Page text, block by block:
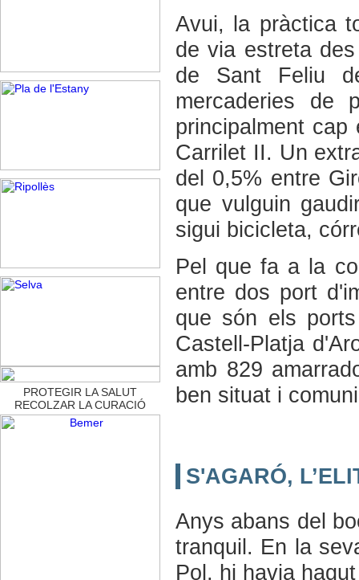
PROTEGIR LA SALUT
RECOLZAR LA CURACIÓ
Avui, la pràctica
de via estreta
de Sant Feliu
mercaderies de
principalment
Carrilet II. Un
del 0,5% entre
que vulguin
sigui bicicleta,
Pel que fa a la
entre dos port
que són els
Castell-Platja
amb 829
ben situat i
S'AGARÓ,
Anys abans del
tranquil. En la
Pol, hi havia